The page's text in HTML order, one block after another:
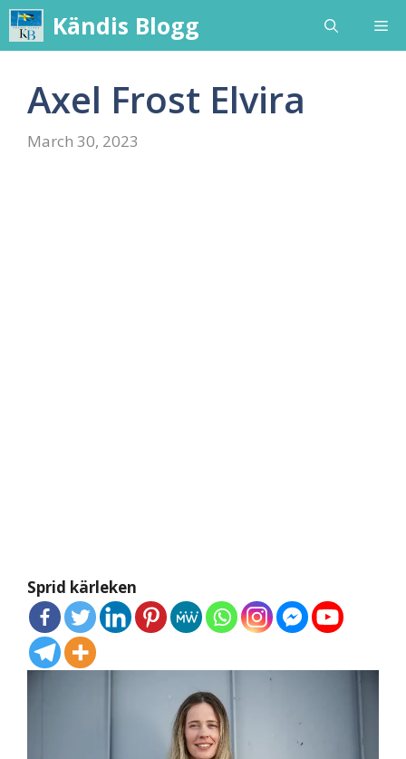
Skip
to
content
Kändis Blogg
Axel Frost Elvira
March 30, 2023
Sprid kärleken